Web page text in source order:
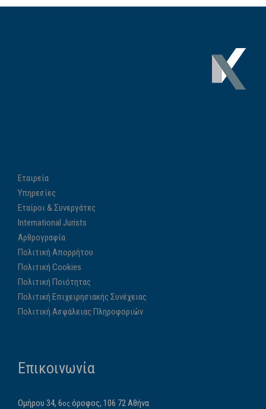
Εταιρεία
Υπηρεσίες
Εταίροι & Συνεργάτες
International Jurists
Αρθρογραφία
Πολιτική Απορρήτου
Πολιτική Cookies
Πολιτική Ποιότητας
Πολιτική Επιχειρησιακής Συνέχειας
Πολιτική Ασφάλειας Πληροφοριών
Επικοινωνία
Ομήρου 34, 6ος όροφος, 106 72 Αθήνα